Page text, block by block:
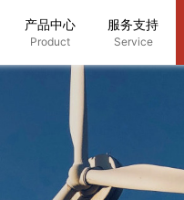
产品中心
Product
服务支持
Service